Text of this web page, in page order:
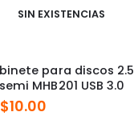
SIN EXISTENCIAS
para discos 2.5
MHB201 USB 3.0
10.00